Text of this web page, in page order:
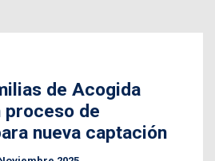
de Acogida
proceso de
nueva captación